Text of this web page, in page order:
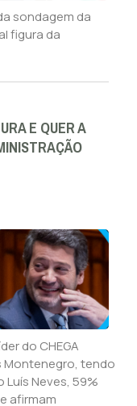
sondagem da
figura da
E QUER A
do CHEGA
Montenegro, tendo
Neves, 59%
afirmam